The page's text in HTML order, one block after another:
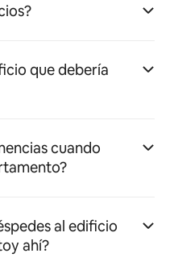
que debería
cuando
al edificio
ahí?